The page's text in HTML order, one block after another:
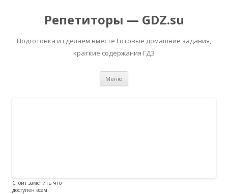
Репетиторы — GDZ.su
Подготовка и сделаем вместе Готовые домашние задания,
краткие содержания ГДЗ
Меню
Стоит заметить что
доступен всем.